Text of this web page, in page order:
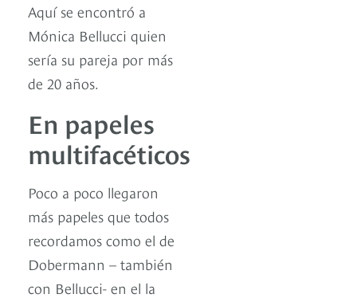
Aquí se encontró a
Mónica Bellucci quien
sería su pareja por más
de 20 años.
En papeles
multifacéticos
Poco a poco llegaron
más papeles que todos
recordamos como el de
Dobermann – también
con Bellucci- en el la